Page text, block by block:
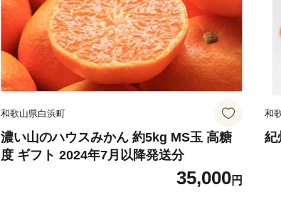
和歌山県白浜町
濃い山のハウスみかん 約5kg MS玉 高糖
度 ギフト 2024年7月以降発送分
35,000円
和
紀